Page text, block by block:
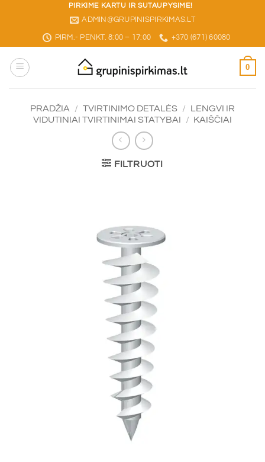
PIRKIME KARTU IR SUTAUPYSIME!
ADMIN@GRUPINISPIRKIMAS.LT
PIRM.- PENKT. 8:00 – 17:00 +370 (671) 60080
0
PRADŽIA / TVIRTINIMO DETALĖS /
LENGVI IR
VIDUTINIAI TVIRTINIMAI STATYBAI
/ KAIŠČIAI
FILTRUOTI